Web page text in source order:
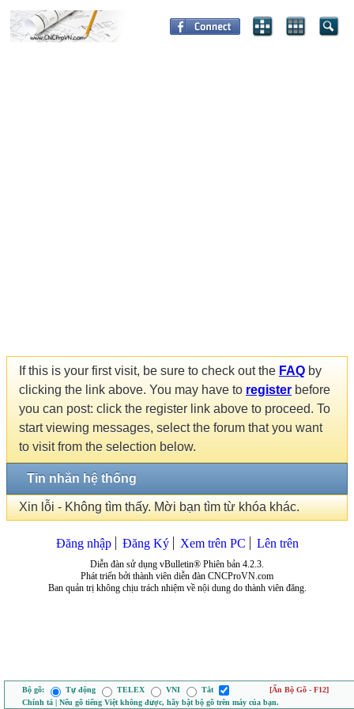
If this is your first visit, be sure to check out the FAQ by
clicking the link above. You may have to register before
you can post: click the register link above to proceed. To
start viewing messages, select the forum that you want
to visit from the selection below.
Tin nhắn hệ thống
Xin lỗi - Không tìm thấy. Mời bạn tìm từ khóa khác.
Đăng nhập Đăng Ký Xem trên PC Lên trên
Diễn đàn sử dụng vBulletin® Phiên bản 4.2.3.
Phát triển bởi thành viên diễn đàn CNCProVN.com
Ban quản trị không chịu trách nhiệm về nội dung do thành viên đăng.
Bộ gõ: Tự động TELEX VNI Tắt
[Ẩn Bộ Gõ - F12]
Chính tả | Nếu gõ tiếng Việt không được, hãy bật bộ gõ trên máy của bạn.